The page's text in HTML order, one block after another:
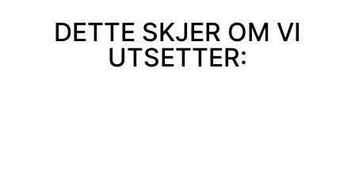
DETTE SKJER OM VI
UTSETTER: